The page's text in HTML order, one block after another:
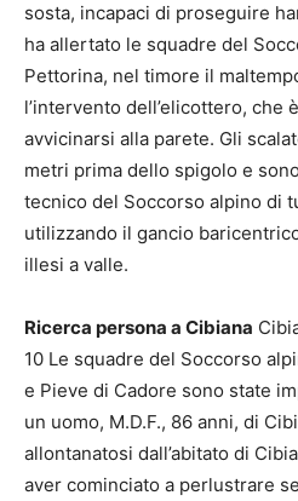
sosta, incapaci di proseguire
ha allertato le squadre del
Pettorina, nel timore il
l’intervento dell’elicottero, che
avvicinarsi alla parete. Gli
metri prima dello spigolo e
tecnico del Soccorso alpino di
utilizzando il gancio
illesi a valle.
Ricerca persona a Cibiana
10 Le squadre del Soccorso
e Pieve di Cadore sono state
un uomo, M.D.F., 86 anni, di
allontanatosi dall’abitato di
aver cominciato a perlustrare